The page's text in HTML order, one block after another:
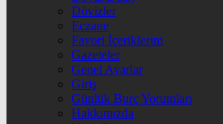
Dövizler
Eczane
Favori İçeriklerim
Gazeteler
Genel Ayarlar
Giriş
Günlük Burç Yorumları
Hakkımızda